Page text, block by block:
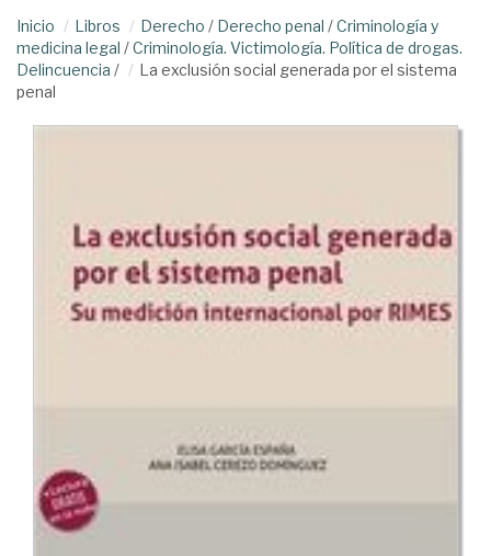
Inicio Libros Derecho / Derecho penal /Criminología y
medicina legal /Criminología. Victimología. Política de drogas.
Delincuencia /
La exclusión social generada por el sistema
penal